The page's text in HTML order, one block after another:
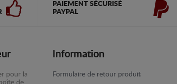
PAIEMENT SÉCURISÉ
PAYPAL
pour la
Information
Formulaire de retour produit